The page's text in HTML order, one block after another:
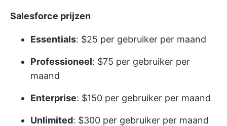
Salesforce prijzen
Essentials: $25 per gebruiker per maand
Professioneel: $75 per gebruiker per
maand
Enterprise: $150 per gebruiker per maand
Unlimited: $300 per gebruiker per maand